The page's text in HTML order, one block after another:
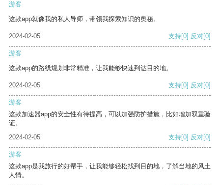
游客
这款app就像我的私人导师，带领我探索知识的奥秘。
2024-02-05 支持[0] 反对[0]
游客
这款app的路线规划非常精准，让我能够快速到达目的地。
2024-02-05 支持[0] 反对[0]
游客
这款加速器app的安全性有待提高，可以加强防护措施，比如增加双重验
证。
2024-02-05
支持[0] 反对[0]
游客
这款app是我旅行的好帮手，让我能够轻松找到目的地，了解当地的风土
人情。